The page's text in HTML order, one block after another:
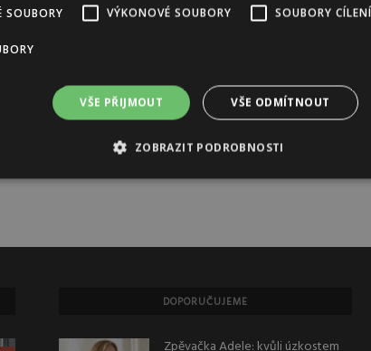
Reklama
DOPORUČUJEME
SOUBORY VÝKONOVÉ SOUBORY SOUBORY CÍLENÍ
VŠE PŘIJMOUT VŠE ODMÍTNOUT
ZOBRAZIT PODROBNOSTI